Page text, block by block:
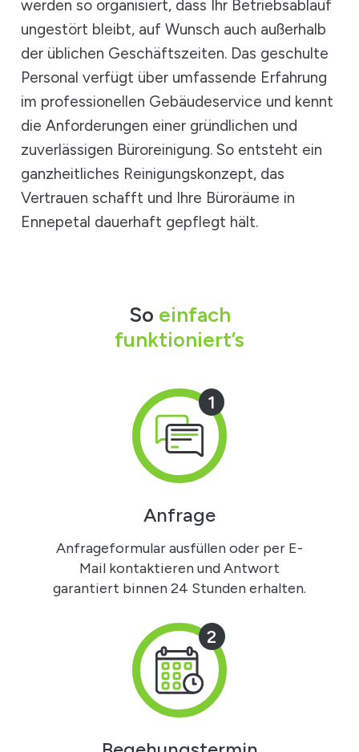
werden so organisiert, dass Ihr Betriebsablauf
ungestört bleibt, auf Wunsch auch außerhalb
der üblichen Geschäftszeiten. Das geschulte
Personal verfügt über umfassende Erfahrung
im professionellen Gebäudeservice und kennt
die Anforderungen einer gründlichen und
zuverlässigen Büroreinigung. So entsteht ein
ganzheitliches Reinigungskonzept, das
Vertrauen schafft und Ihre Büroräume in
Ennepetal dauerhaft gepflegt hält.
So einfach
funktioniert’s
1
Anfrage
Anfrageformular ausfüllen oder per E-
Mail kontaktieren und Antwort
garantiert binnen 24 Stunden erhalten.
2